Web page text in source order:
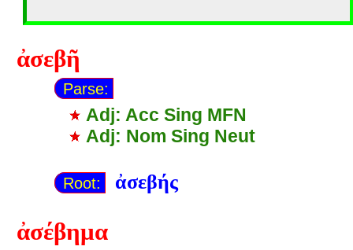
ἀσεβῆ
Parse:
Adj: Acc Sing MFN
Adj: Nom Sing Neut
Root: ἀσεβής
ἀσέβημα